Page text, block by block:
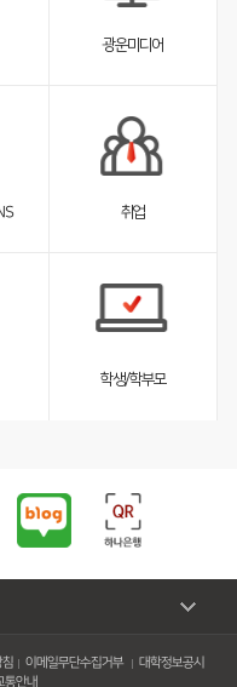
트
침
광운미디어
브
리
스
트
침
취업
브
리
스
침
학생/학부모
침 이메일무단수집거부
대학정보공시
통안내